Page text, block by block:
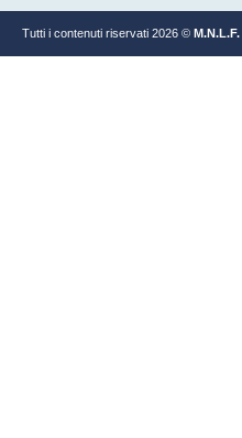
Tutti i contenuti riservati 2026 © M.N.L.F.